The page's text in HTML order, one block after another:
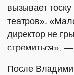
вызывает
театров».
директор не
стремиться»,
После